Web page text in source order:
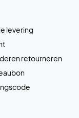
levering
retourneren